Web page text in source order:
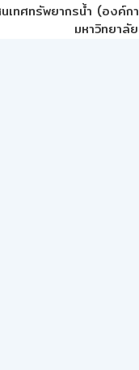
เทศทรัพยากรน้ำ (องค์ก
มหาวิทยาลั